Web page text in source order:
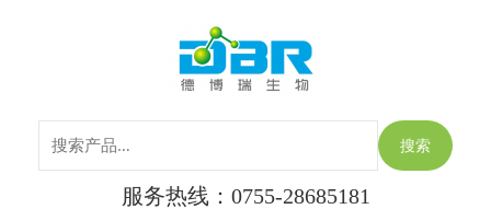
主
菜
单
搜索
服务热线：0755-28685181